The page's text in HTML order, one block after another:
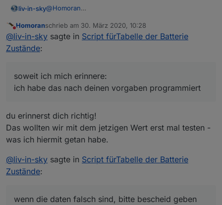
var hueExt=false;
var homematic=true;
var homematicIp=true;
var xiaomi=false;
var fritzDect=false;
var zigbee=false;
var zwave=false;
var fullyBrowser=false;
var handy1=false;
var handy2=false;
//f          ür spezialisten bei devices mit
if
{val1=(" <font
if (val1helper<1.1)
if
if (val1helper<2.2)
liv-in-sky@Homoran
ich habe das nach deinen vorgaben programmiert -
daher kann man das nicht oben einstellen - es ist ja
dein letzter code im post soll das machen für 3
verschiedene battery typen 1,5 und 3 und 5V
Nicht stören
Homoranschrieb am 30. März 2020, 10:28
zuletzt editiert von
@liv-in-sky sagte in Script fürTabelle der Batterie
Zustände:
soweit ich mich erinnere:
ich habe das nach deinen vorgaben programmiert
du erinnerst dich richtig!
Das wollten wir mit dem jetzigen Wert erst mal testen -
was ich hiermit getan habe.
@liv-in-sky sagte in Script fürTabelle der Batterie
Zustände:
wenn die daten falsch sind, bitte bescheid geben